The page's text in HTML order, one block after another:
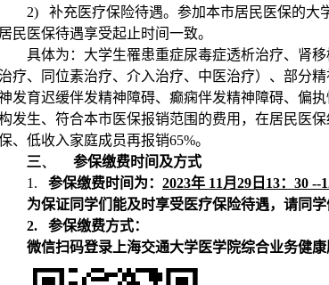
2)
补充医疗保险待遇。参加本市居民医保的大
居民医保待遇享受起止时间一致。
具体为：大学生罹患重症尿毒症透析治疗、肾
治疗、同位素治疗、介入治疗、中医治疗）、部分
发育迟缓伴发精神障碍、癫痫伴发精神障碍、偏
发生、符合本市医保报销范围的费用，在居民医
、低收入家庭成员再报销65%。
三、
参保缴费时间及方式
1.
参保缴费时间为： 2023年 11 月 29 日 13： 30 --
为保证同学们能及时享受医疗保险待遇，请同
2.
参保缴费方式：
微信扫码登录上海交通大学医学院综合业务健